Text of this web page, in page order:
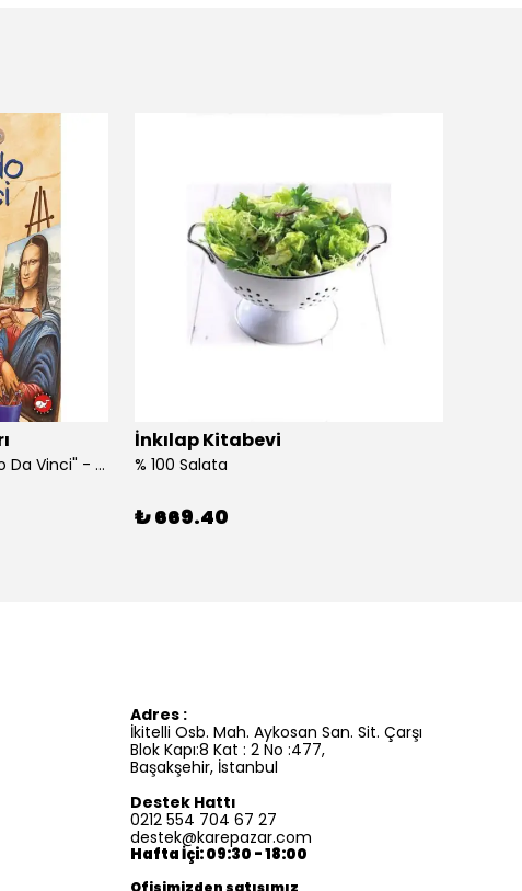
"Kim Kimdi? Serisi Leonardo Da Vinci" - Roberta Edwards
İnkılap Kitabevi
% 100 Salata
₺ 669.40
Adres :
İkitelli Osb. Mah. Aykosan San. Sit. Çarşı
Blok Kapı:8 Kat : 2 No :477,
Başakşehir, İstanbul
Destek Hattı
0212 554 704 67 27
destek@karepazar.com
Hafta İçi: 09:30 - 18:00
Ofisimizden satışımız